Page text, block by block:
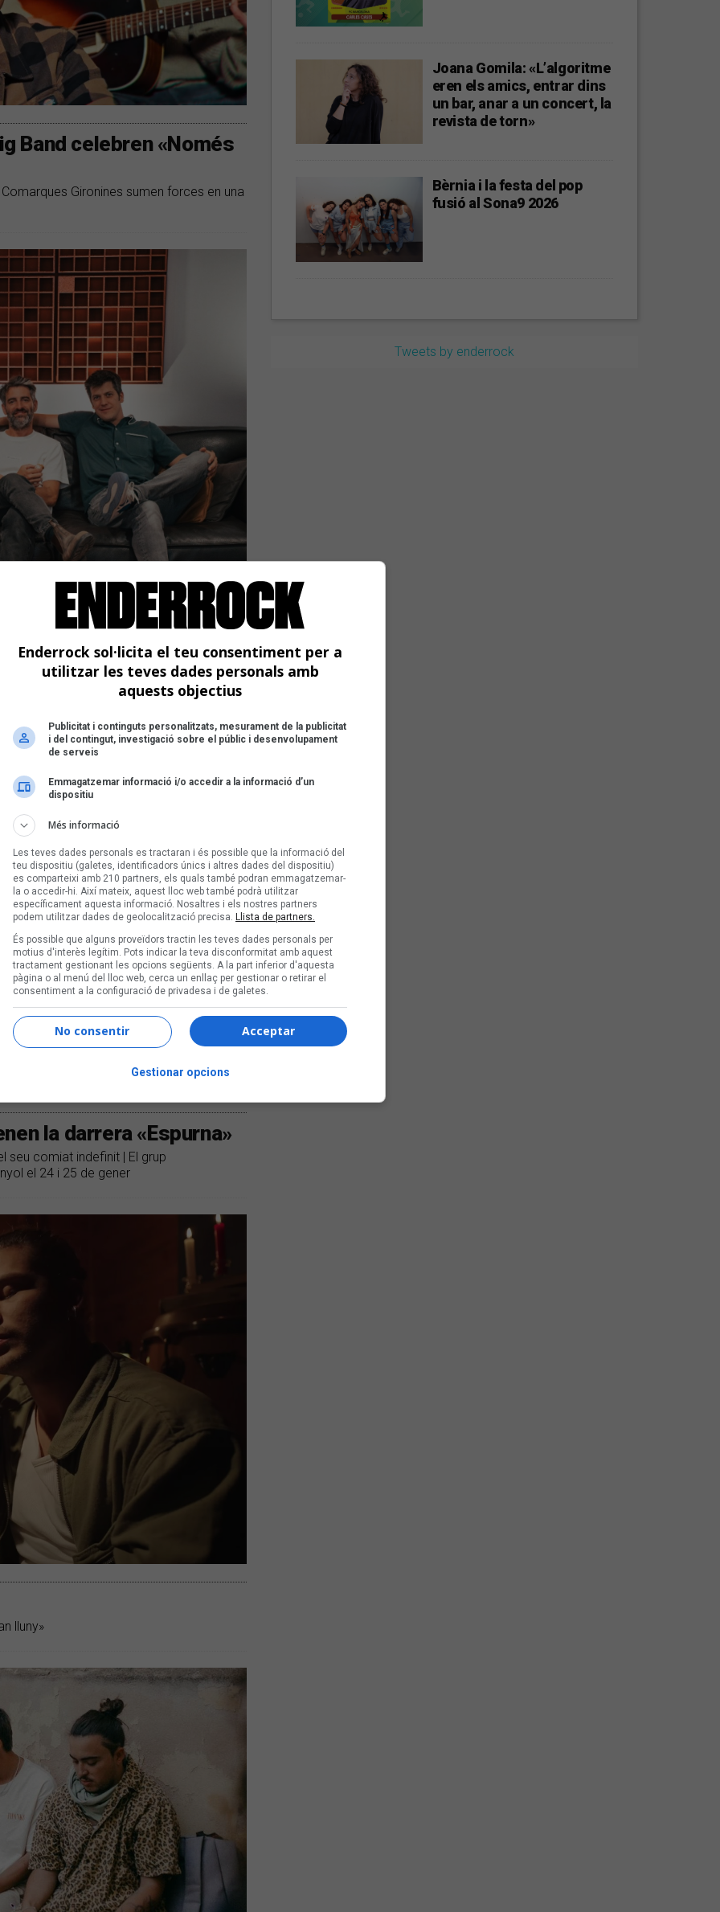
Band celebren «Només
Gironines sumen forces en una
revisiten «Ciència-
de '20 anys d'amics', que versiona amb
la darrera «Espurna»
seu comiat indefinit | El grup
el 24 i 25 de gener
lluny»
Joana Gomila: «L’algoritme
eren els amics, entrar dins
un bar, anar a un concert, la
revista de torn»
Bèrnia i la festa del pop
fusió al Sona9 2026
Tweets by enderrock
Enderrock sol·licita el teu consentiment per a
utilitzar les teves dades personals amb
aquests objectius
Publicitat i continguts personalitzats, mesurament de la publicitat
i del contingut, investigació sobre el públic i desenvolupament
de serveis
Emmagatzemar informació i/o accedir a la informació d’un
dispositiu
Més informació
Les teves dades personals es tractaran i és possible que la informació del
teu dispositiu (galetes, identificadors únics i altres dades del dispositiu)
es comparteixi amb 210 partners, els quals també podran emmagatzemar-
la o accedir-hi. Així mateix, aquest lloc web també podrà utilitzar
específicament aquesta informació. Nosaltres i els nostres partners
podem utilitzar dades de geolocalització precisa. Llista de partners.
És possible que alguns proveïdors tractin les teves dades personals per
motius d'interès legítim. Pots indicar la teva disconformitat amb aquest
tractament gestionant les opcions següents. A la part inferior d'aquesta
pàgina o al menú del lloc web, cerca un enllaç per gestionar o retirar el
consentiment a la configuració de privadesa i de galetes.
Acceptar
No consentir
Gestionar opcions